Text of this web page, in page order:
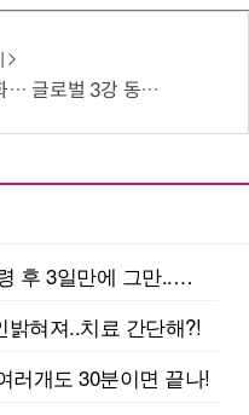
벌 3강 동력 꺼져간다